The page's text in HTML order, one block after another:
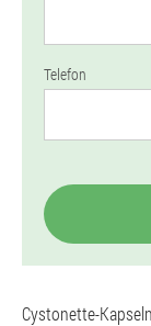
Telefon
Cystonette-